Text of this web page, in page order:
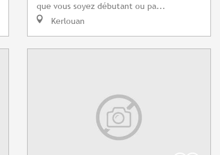
que vous soyez débutant ou pa...
Kerlouan